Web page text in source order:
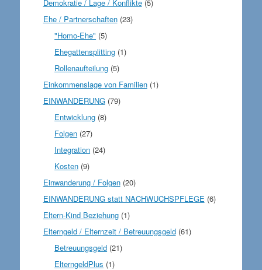
Demokratie / Lage / Konflikte(5)
Ehe / Partnerschaften(23)
"Homo-Ehe" (5)
Ehegattensplitting (1)
Rollenaufteilung (5)
Einkommenslage von Familien(1)
EINWANDERUNG(79)
Entwicklung (8)
Folgen (27)
Integration (24)
Kosten (9)
Einwanderung / Folgen(20)
EINWANDERUNG statt NACHWUCHSPFLEGE (6)
Eltern-Kind Beziehung(1)
Elterngeld / Elternzeit / Betreuungsgeld(61)
Betreuungsgeld (21)
ElterngeldPlus (1)